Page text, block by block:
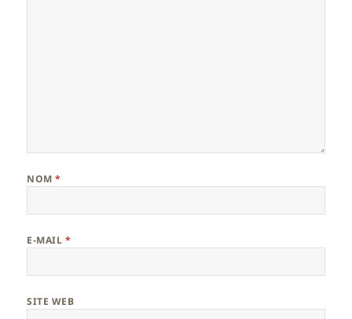
NOM*
E-MAIL *
SITE WEB